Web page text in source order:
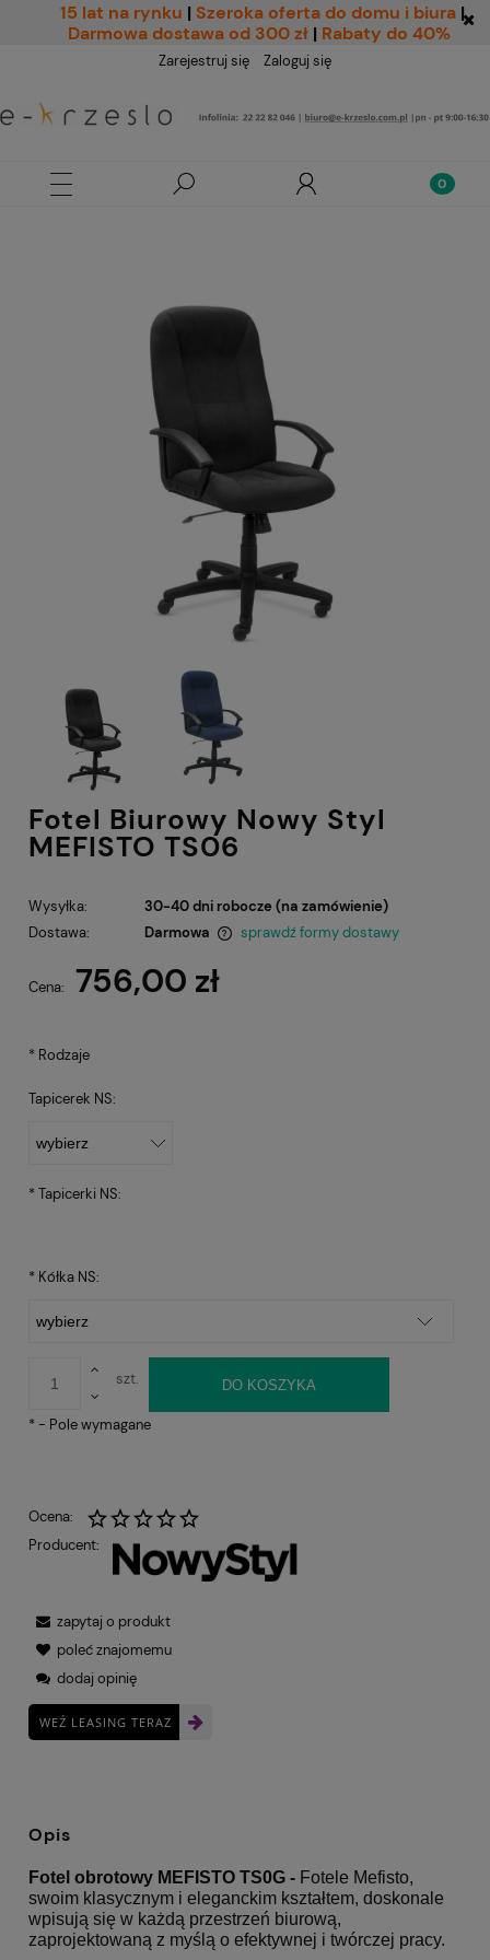
15 lat na rynku | Szeroka oferta do domu i biura |
Darmowa dostawa od 300 zł | Rabaty do 40%
Zarejestruj się Zaloguj się
Fotel Biurowy Nowy Styl
MEFISTO TS06
Wysyłka:
30-40 dni robocze (na zamówienie)
Dostawa:
Darmowa
sprawdź formy dostawy
Cena: 756,00 zł
* Rodzaje
Tapicerek NS:
*Tapicerki NS:
* Kółka NS:
szt. DO KOSZYKA
*- Pole wymagane
Ocena:
Producent:
zapytaj o produkt
poleć znajomemu
dodaj opinię
WEŹ LEASING TERAZ
Opis
Fotel obrotowy MEFISTO TS0G - Fotele Mefisto,
swoim klasycznym i eleganckim kształtem, doskonale
wpisują się w każdą przestrzeń biurową,
zaprojektowaną z myślą o efektywnej i twórczej pracy.